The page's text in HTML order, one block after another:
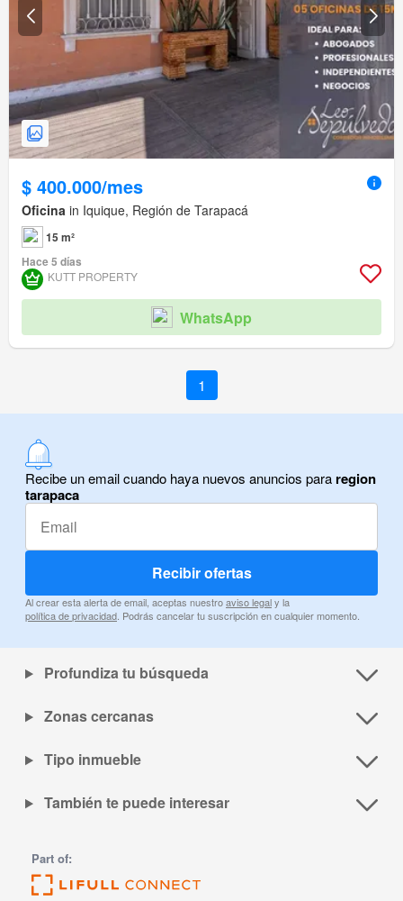
$ 400.000/mes
Oficina in Iquique, Región de Tarapacá
15 m²
Hace 5 días
KUTT PROPERTY
WhatsApp
1
Recibe un email cuando haya nuevos anuncios para region
tarapaca
Recibir ofertas
Al crear esta alerta de email, aceptas nuestroaviso legaly la
política de privacidad. Podrás cancelar tu suscripción en cualquier momento.
Profundiza tu búsqueda
Zonas cercanas
Tipo inmueble
También te puede interesar
Part of: